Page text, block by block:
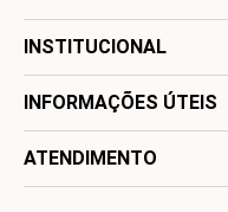
INSTITUCIONAL
INFORMAÇÕES ÚTEIS
ATENDIMENTO